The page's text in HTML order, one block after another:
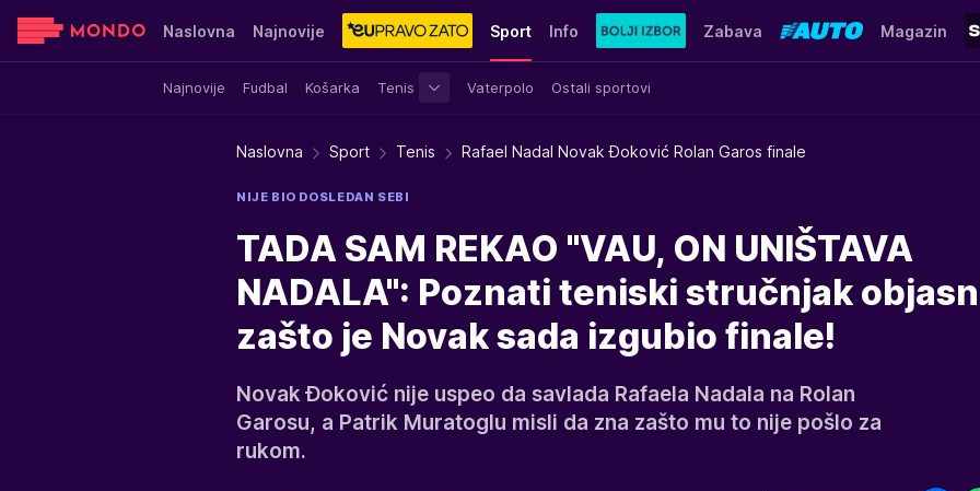
Naslovna Najnovije Sport
Najnovije Fudbal Košarka Tenis Vaterpolo Ostali sportovi
Info Zabava Magazin
Sensa Stvar ukusa Yumama
Naslovna Sport Tenis Rafael Nadal Novak Đoković Rolan Garos finale
NIJE BIO DOSLEDAN SEBI
TADA SAM REKAO "VAU, ON UNIŠTAVA
NADALA": Poznati teniski stručnjak
zašto je Novak sada izgubio finale!
Novak Đoković nije uspeo da savlada Rafaela Nadala na Rolan
Garosu, a Patrik Muratoglu misli da zna zašto mu to nije pošlo za
rukom.